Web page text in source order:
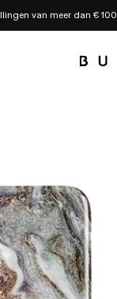
van meer dan € 100